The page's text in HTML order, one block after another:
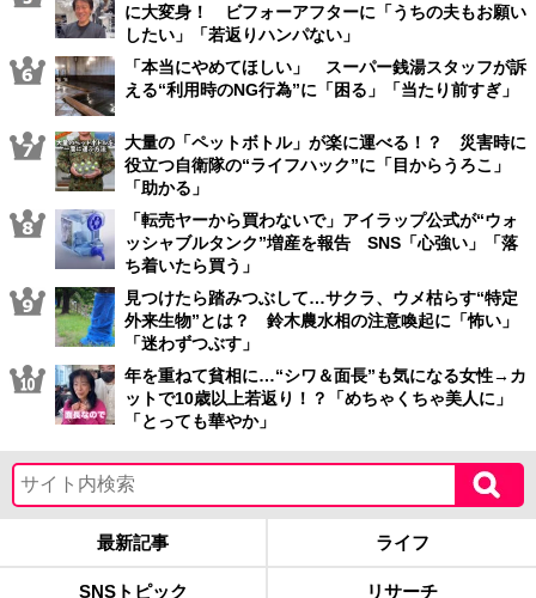
に大変身！ ビフォーアフターに「うちの夫もお願い
したい」「若返りハンパない」
「本当にやめてほしい」 スーパー銭湯スタッフが訴
える“利用時のNG行為”に「困る」「当たり前すぎ」
大量の「ペットボトル」が楽に運べる！？ 災害時に
役立つ自衛隊の“ライフハック”に「目からうろこ」
「助かる」
「転売ヤーから買わないで」アイラップ公式が“ウォ
ッシャブルタンク”増産を報告 SNS「心強い」「落
ち着いたら買う」
見つけたら踏みつぶして…サクラ、ウメ枯らす“特定
外来生物”とは？ 鈴木農水相の注意喚起に「怖い」
「迷わずつぶす」
年を重ねて貧相に…“シワ＆面長”も気になる女性→カ
ットで10歳以上若返り！？「めちゃくちゃ美人に」
「とっても華やか」
最新記事 ライフ
SNSトピック リサーチ